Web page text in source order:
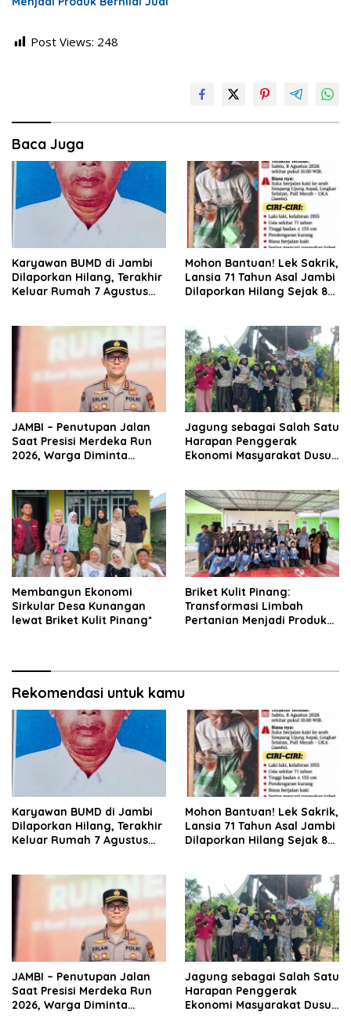
Post Views: 248
Baca Juga
Karyawan BUMD di Jambi
Dilaporkan Hilang, Terakhir
Keluar Rumah 7 Agustus
Mohon Bantuan! Lek Sakrik,
Lansia 71 Tahun Asal Jambi
Dilaporkan Hilang Sejak 8
JAMBI – Penutupan Jalan
Saat Presisi Merdeka Run
2026, Warga Diminta
Jagung sebagai Salah Satu
Harapan Penggerak
Ekonomi Masyarakat Dusun
Membangun Ekonomi
Sirkular Desa Kunangan
lewat Briket Kulit Pinang*
Briket Kulit Pinang:
Transformasi Limbah
Pertanian Menjadi Produk
Rekomendasi untuk kamu
Karyawan BUMD di Jambi
Dilaporkan Hilang, Terakhir
Keluar Rumah 7 Agustus
Mohon Bantuan! Lek Sakrik,
Lansia 71 Tahun Asal Jambi
Dilaporkan Hilang Sejak 8
JAMBI – Penutupan Jalan
Saat Presisi Merdeka Run
2026, Warga Diminta
Jagung sebagai Salah Satu
Harapan Penggerak
Ekonomi Masyarakat Dusun